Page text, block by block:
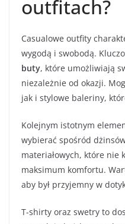
outfitach?
Casualowe outfity
wygodą i swobodą.
buty, które umożliwiają
niezależnie od okazji.
jak i stylowe baleriny,
Kolejnym istotnym
wybierać spośród
materiałowych, które
maksimum komfortu.
aby był przyjemny w
T-shirty oraz swetry to